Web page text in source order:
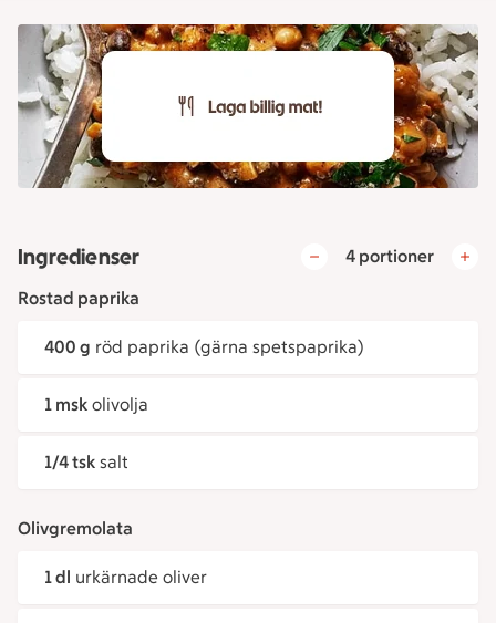
Ingredienser
4 portioner
Rostad paprika
400 g röd paprika (gärna spetspaprika)
1 msk olivolja
1/4 tsk salt
Olivgremolata
1 dl urkärnade oliver